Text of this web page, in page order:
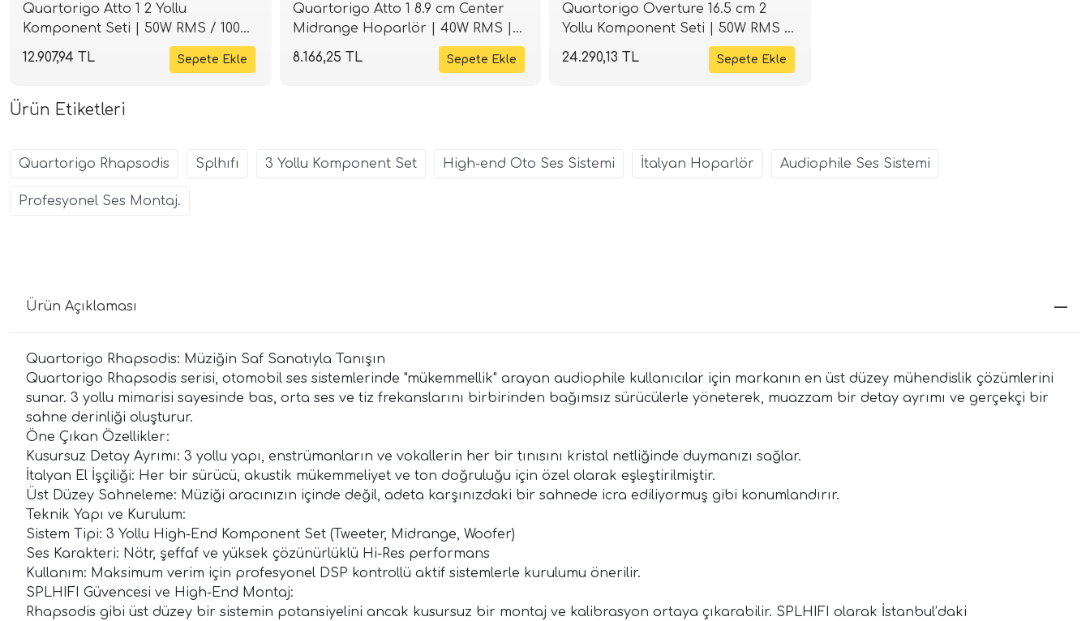
Quartorigo Atto 1 2 Yollu
Komponent Seti | 50W RMS / 100W
Peak | 84 dB | 4 Ohm | SPLHIFI
12.907,94 TL
Quartorigo Atto 1 8.9 cm Center
Midrange Hoparlör | 40W RMS |
82 dB | 4 Ohm | SPLHIFI
8.166,25 TL
Quartorigo Overture 16.5 cm 2
Yollu Komponent Seti | 50W RMS |
90 dB | 4 Ohm | SPLHIFI
24.290,13 TL
Ürün Etiketleri
Quartorigo Rhapsodis Splhıfı 3 Yollu Komponent Set High-end Oto Ses Sistemi İtalyan Hoparlör Audiophile Ses Sistemi
Profesyonel Ses Montaj.
Ürün Açıklaması
Quartorigo Rhapsodis: Müziğin Saf Sanatıyla Tanışın
Quartorigo Rhapsodis serisi, otomobil ses sistemlerinde "mükemmellik" arayan audiophile kullanıcılar için markanın en üst düzey mühendislik çözümlerini
sunar. 3 yollu mimarisi sayesinde bas, orta ses ve tiz frekanslarını birbirinden bağımsız sürücülerle yöneterek, muazzam bir detay ayrımı ve gerçekçi bir
sahne derinliği oluşturur.
Öne Çıkan Özellikler:
Kusursuz Detay Ayrımı: 3 yollu yapı, enstrümanların ve vokallerin her bir tınısını kristal netliğinde duymanızı sağlar.
İtalyan El İşçiliği: Her bir sürücü, akustik mükemmeliyet ve ton doğruluğu için özel olarak eşleştirilmiştir.
Üst Düzey Sahneleme: Müziği aracınızın içinde değil, adeta karşınızdaki bir sahnede icra ediliyormuş gibi konumlandırır.
Teknik Yapı ve Kurulum:
Sistem Tipi: 3 Yollu High-End Komponent Set (Tweeter, Midrange, Woofer)
Ses Karakteri: Nötr, şeffaf ve yüksek çözünürlüklü Hi-Res performans
Kullanım: Maksimum verim için profesyonel DSP kontrollü aktif sistemlerle kurulumu önerilir.
SPLHIFI Güvencesi ve High-End Montaj:
Rhapsodis gibi üst düzey bir sistemin potansiyelini ancak kusursuz bir montaj ve kalibrasyon ortaya çıkarabilir. SPLHIFI olarak İstanbul’daki